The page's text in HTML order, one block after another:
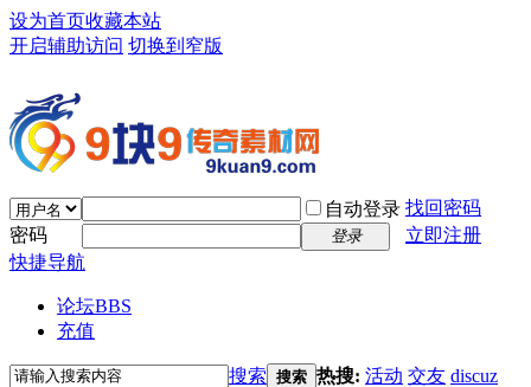
设为首页收藏本站
开启辅助访问 切换到窄版
自动登录 找回密码
密码
登录
立即注册
快捷导航
论坛BBS
充值
搜索 搜索 热搜: 活动 交友 discuz